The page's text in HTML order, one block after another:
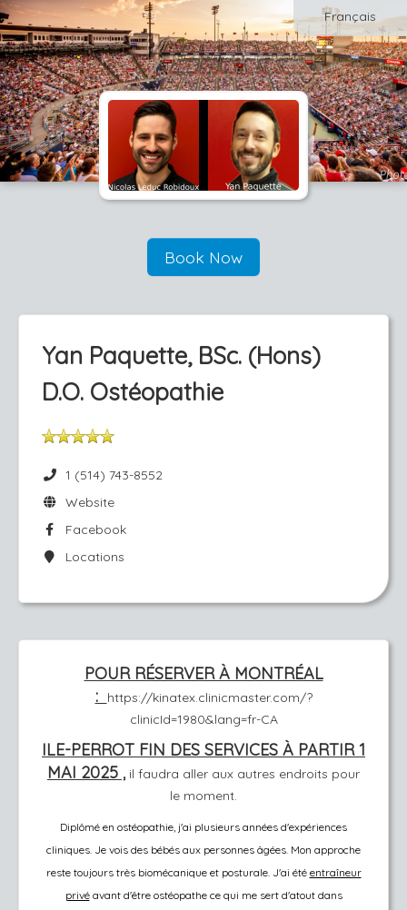
Français
Book Now
Yan Paquette, BSc. (Hons)
D.O. Ostéopathie
1 (514) 743-8552
Website
Facebook
Locations
POUR RÉSERVER À MONTRÉAL
:
https://kinatex.clinicmaster.com/?
clinicId=1980&lang=fr-CA
ILE-PERROT FIN DES SERVICES À PARTIR 1
MAI 2025 , il faudra aller aux autres endroits pour
le moment.
Diplômé en ostéopathie, j'ai plusieurs années d'expériences
cliniques. Je vois des bébés aux personnes âgées. Mon approche
reste toujours très biomécanique et posturale. J'ai été entraîneur
privéavant d'être ostéopathe ce qui me sert d'atout dans